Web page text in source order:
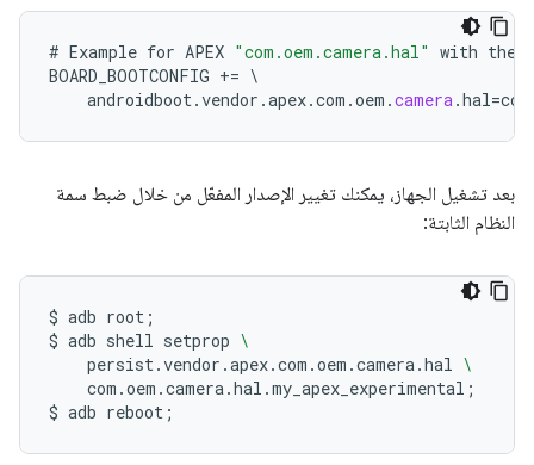
# Example for APEX "com.oem.camera.hal" with the
BOARD_BOOTCONFIG += \
androidboot.vendor .apex.com .oem .camera.hal=com
بعد تشغيل الجهاز، يمكنك تغيير الإصدار المفعّل من خلال ضبط سمة
النظام الثابتة:
$ adb root ;
$ adb shell setprop \
persist.vendor.apex.com.oem.camera.hal \
com.oem.camera.hal.my_apex_experimental ;
$ adb reboot ;